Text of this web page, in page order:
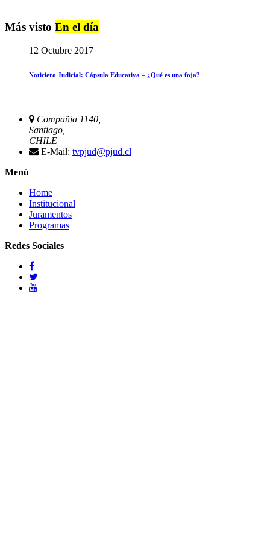
Más visto En el día
12 Octubre 2017
Noticiero Judicial: Cápsula Educativa – ¿Qué es una foja?
Compañia 1140,
Santiago,
CHILE
E-Mail: tvpjud@pjud.cl
Menú
Home
Institucional
Juramentos
Programas
Redes Sociales